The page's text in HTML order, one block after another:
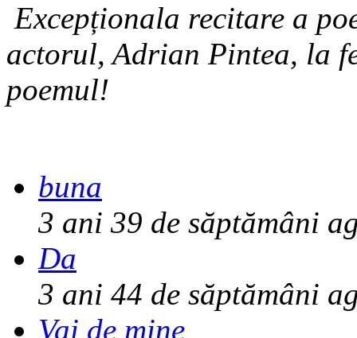
Excepționala recitare a
actorul, Adrian Pintea, la
poemul!
buna
3 ani 39 de săptămâni
Da
3 ani 44 de săptămâni
Vai de mine